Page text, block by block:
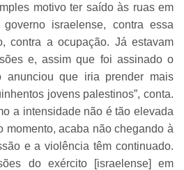
motivo ter saído às ruas em
israelense, contra essa
contra a ocupação. Já estavam
e, assim que foi assinado o
anunciou que iria prender mais
jovens palestinos”, conta.
a intensidade não é tão elevada
momento, acaba não chegando à
e a violência têm continuado.
do exército [israelense] em